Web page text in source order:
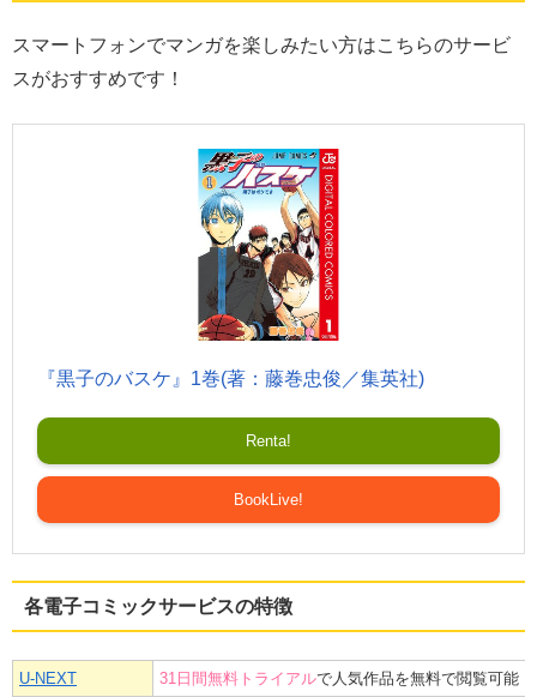
スマートフォンでマンガを楽しみたい方はこちらのサービ
スがおすすめです！
『黒子のバスケ』1巻(著：藤巻忠俊／集英社)
Renta!
BookLive!
各電子コミックサービスの特徴
U-NEXT 31日間無料トライアルで人気作品を無料で閲覧可能！